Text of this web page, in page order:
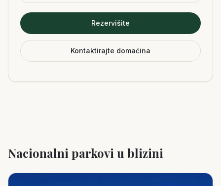
Rezervišite
Kontaktirajte domaćina
Nacionalni parkovi u blizini